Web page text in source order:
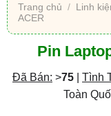
Trang chủ / Linh
ACER
Pin
Đã Bán: >75 Tình
Toàn